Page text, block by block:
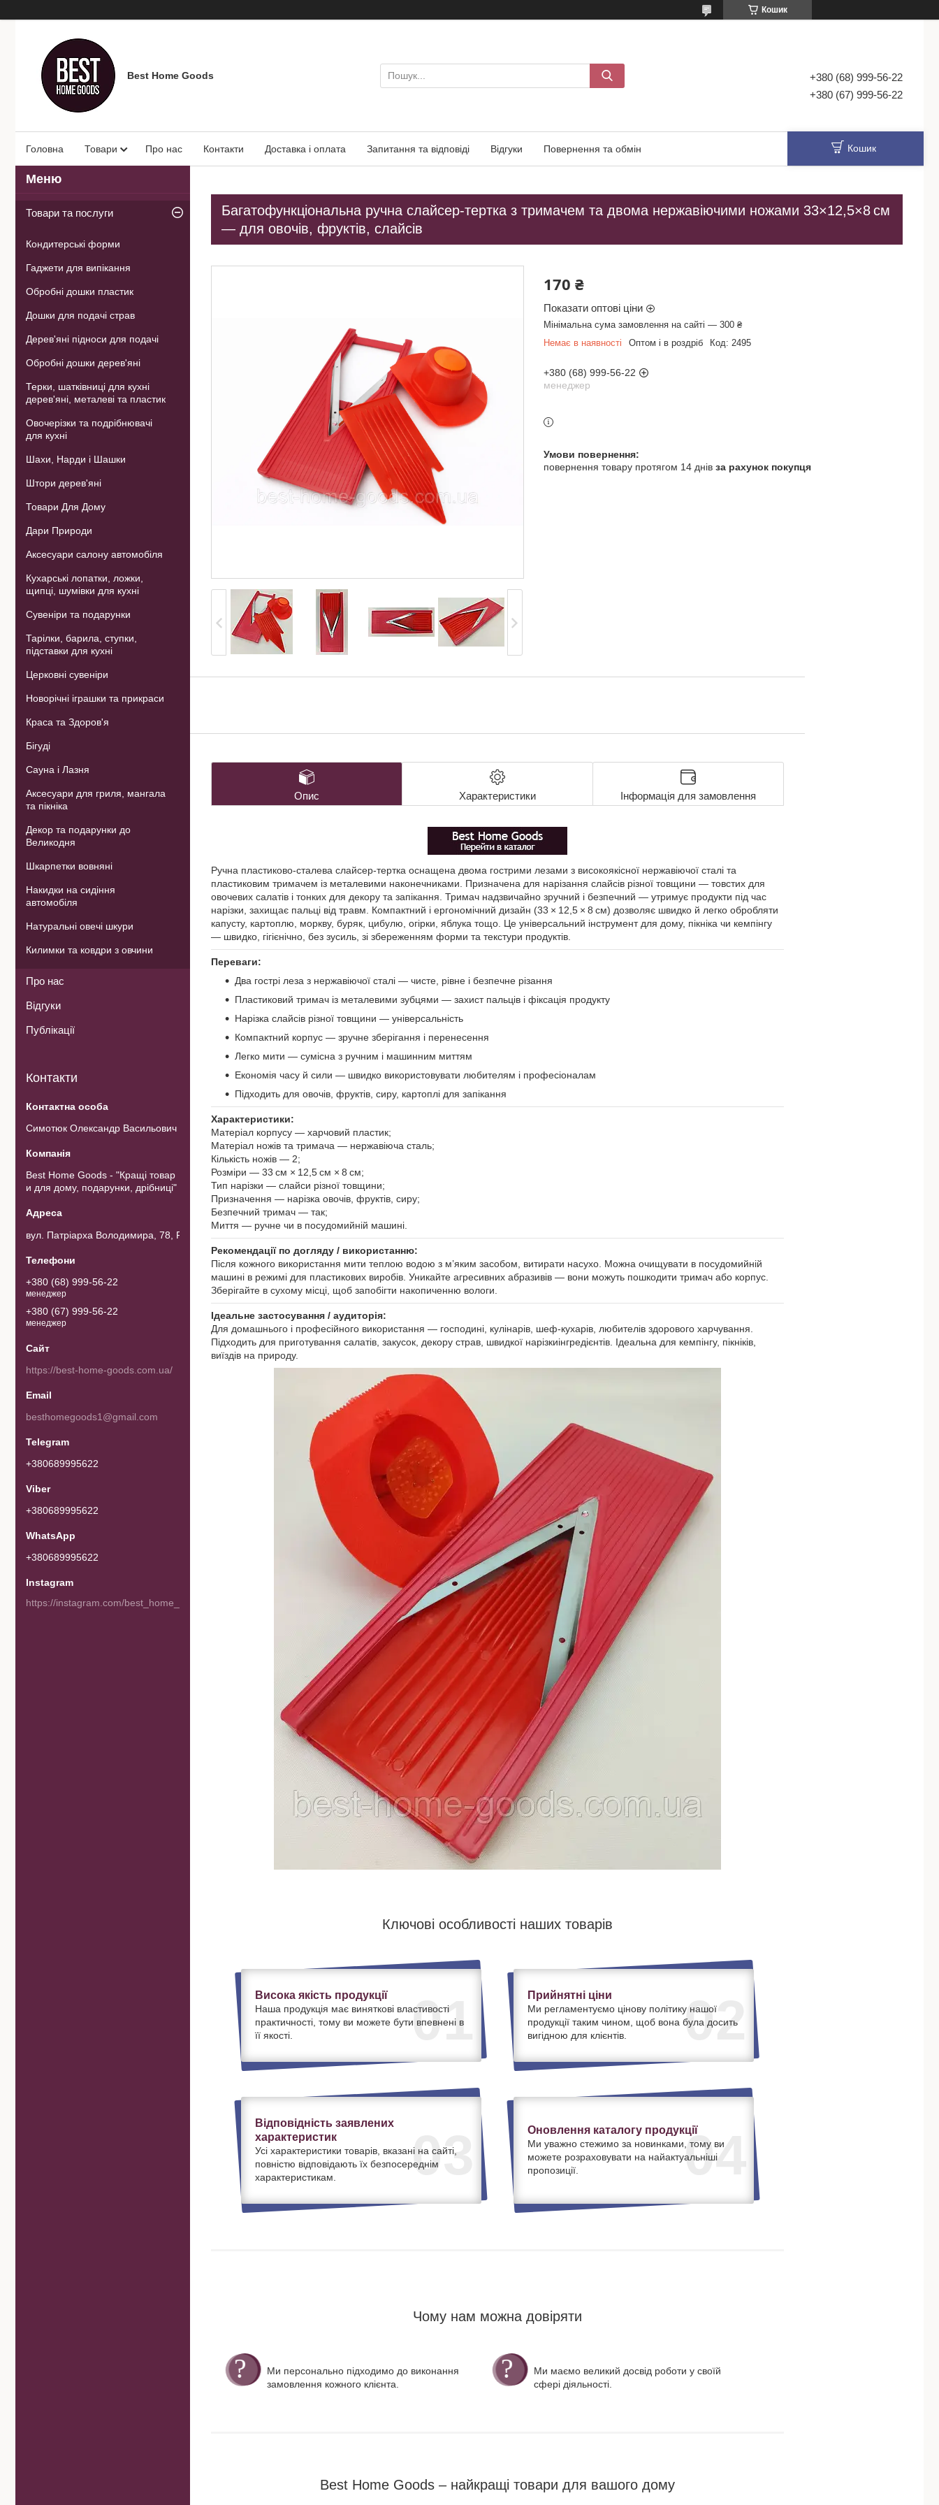
Кошик
Best Home Goods
+380 (68) 999-56-22
+380 (67) 999-56-22
Головна Товари Про нас Контакти Доставка і оплата Запитання та відповіді Відгуки Повернення та обмін Кошик
Багатофункціональна ручна слайсер‑тертка з тримачем та двома нержавіючими ножами 33×12,5×8 см
— для овочів, фруктів, слайсів
170 ₴
Показати оптові ціни
Мінімальна сума замовлення на сайті — 300 ₴
Немає в наявності
Оптом і в роздріб Код: 2495
+380 (68) 999-56-22
менеджер
повернення товару протягом 14 днів за рахунок покупця
Опис Характеристики Інформація для замовлення
Ручна пластиково‑сталевa слайсер‑тертка оснащена двома гострими лезами з високоякісної нержавіючої сталі та
пластиковим тримачем із металевими наконечниками. Призначена для нарізання слайсів різної товщини — товстих для
овочевих салатів і тонких для декору та запікання. Тримач надзвичайно зручний і безпечний — утримує продукти під час
нарізки, захищає пальці від травм. Компактний і ергономічний дизайн (33 × 12,5 × 8 см) дозволяє швидко й легко обробляти
капусту, картоплю, моркву, буряк, цибулю, огірки, яблука тощо. Це універсальний інструмент для дому, пікніка чи кемпінгу
— швидко, гігієнічно, без зусиль, зі збереженням форми та текстури продуктів.
Переваги:
Два гострі леза з нержавіючої сталі — чисте, рівне і безпечне різання
Пластиковий тримач із металевими зубцями — захист пальців і фіксація продукту
Нарізка слайсів різної товщини — універсальність
Компактний корпус — зручне зберігання і перенесення
Легко мити — сумісна з ручним і машинним миттям
Економія часу й сили — швидко використовувати любителям і професіоналам
Підходить для овочів, фруктів, сиру, картоплі для запікання
Характеристики:
Матеріал корпусу — харчовий пластик;
Матеріал ножів та тримача — нержавіюча сталь;
Кількість ножів — 2;
Розміри — 33 см × 12,5 см × 8 см;
Тип нарізки — слайси різної товщини;
Призначення — нарізка овочів, фруктів, сиру;
Безпечний тримач — так;
Миття — ручне чи в посудомийній машині.
Рекомендації по догляду / використанню:
Після кожного використання мити теплою водою з м’яким засобом, витирати насухо. Можна очищувати в посудомийній
машині в режимі для пластикових виробів. Уникайте агресивних абразивів — вони можуть пошкодити тримач або корпус.
Зберігайте в сухому місці, щоб запобігти накопиченню вологи.
Ідеальне застосування / аудиторія:
Для домашнього і професійного використання — господині, кулінарів, шеф-кухарів, любителів здорового харчування.
Підходить для приготування салатів, закусок, декору страв, швидкої нарізкиінгредієнтів. Ідеальна для кемпінгу, пікніків,
виїздів на природу.
Ключові особливості наших товарів
01
Висока якість продукції
Наша продукція має виняткові властивості
практичності, тому ви можете бути впевнені в
її якості.
02
Прийнятні ціни
Ми регламентуємо цінову політику нашої
продукції таким чином, щоб вона була досить
вигідною для клієнтів.
03
Відповідність заявлених
характеристик
Усі характеристики товарів, вказані на сайті,
повністю відповідають їх безпосереднім
характеристикам.
04
Оновлення каталогу продукції
Ми уважно стежимо за новинками, тому ви
можете розраховувати на найактуальніші
пропозиції.
Чому нам можна довіряти
Ми персонально підходимо до виконання
замовлення кожного клієнта.
Ми маємо великий досвід роботи у своїй
сфері діяльності.
Best Home Goods – найкращі товари для вашого дому
Товари та послуги
Кондитерські форми
Гаджети для випікання
Обробні дошки пластик
Дошки для подачі страв
Дерев'яні підноси для подачі
Обробні дошки дерев'яні
Терки, шатківниці для кухні
дерев'яні, металеві та пластик
Овочерізки та подрібнювачі
для кухні
Шахи, Нарди і Шашки
Штори дерев'яні
Товари Для Дому
Дари Природи
Аксесуари салону автомобіля
Кухарські лопатки, ложки,
щипці, шумівки для кухні
Сувеніри та подарунки
Тарілки, барила, ступки,
підставки для кухні
Церковні сувеніри
Новорічні іграшки та прикраси
Краса та Здоров'я
Бігуді
Сауна і Лазня
Аксесуари для гриля, мангала
та пікніка
Декор та подарунки до
Великодня
Шкарпетки вовняні
Накидки на сидіння
автомобіля
Натуральні овечі шкури
Килимки та ковдри з овчини
Про нас
Відгуки
Публікації
Контакти
Симотюк Олександр Васильович
Best Home Goods - "Кращі товар
и для дому, подарунки, дрібниці"
вул. Патріарха Володимира, 78, Рожнов, Україна
+380 (68) 999-56-22
менеджер
+380 (67) 999-56-22
менеджер
https://best-home-goods.com.ua/
besthomegoods1@gmail.com
+380689995622
+380689995622
+380689995622
Instagram
https://instagram.com/best_home_goods